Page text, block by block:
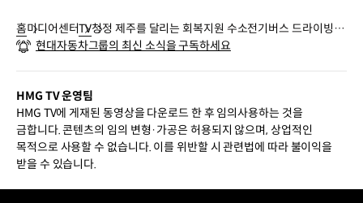
홈미디어센터TV청정 제주를 달리는 회복지원 수소전기버스 드라이빙 |
사륙, 사칠
현대자동차그룹의 최신 소식을 구독하세요
HMG TV 운영팀
HMG TV에 게재된 동영상을 다운로드 한 후 임의사용하는 것을
금합니다. 콘텐츠의 임의 변형·가공은 허용되지 않으며, 상업적인
목적으로 사용할 수 없습니다. 이를 위반할 시 관련법에 따라 불이익을
받을 수 있습니다.